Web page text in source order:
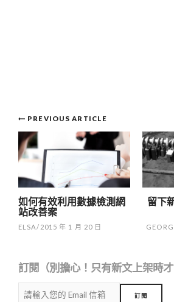
Post
navigation
留下
PREVIOUS ARTICLE
如何有效利用數據檢測網
站改善案
ELSA/ 2015 年 1 月 20 日
訂閱（別擔心！只有新文上架時才